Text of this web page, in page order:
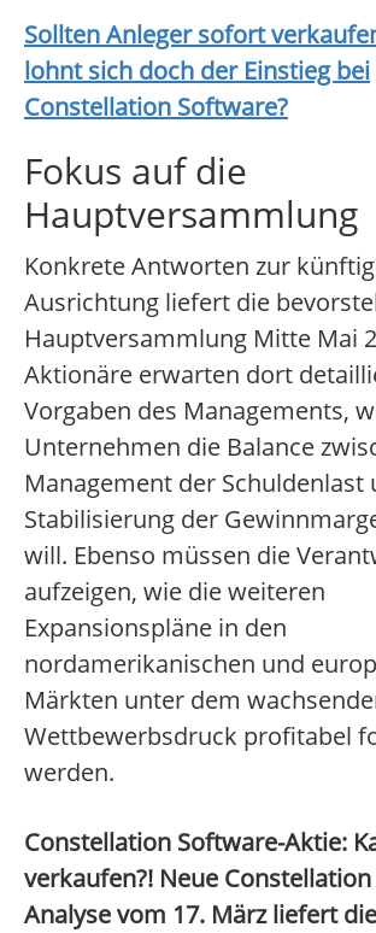
Sollten Anleger sofort
lohnt sich doch der Einstieg bei
Constellation Software?
Fokus auf die
Hauptversammlung
Konkrete Antworten zur
Ausrichtung liefert die
Hauptversammlung Mitte Mai
Aktionäre erwarten dort
Vorgaben des Managements,
Unternehmen die Balance
Management der Schuldenlast
Stabilisierung der
will. Ebenso müssen die
aufzeigen, wie die weiteren
Expansionspläne in den
nordamerikanischen und
Märkten unter dem
Wettbewerbsdruck profitabel
werden.
Constellation Software-Aktie:
verkaufen?! Neue
Analyse vom 17. März liefert